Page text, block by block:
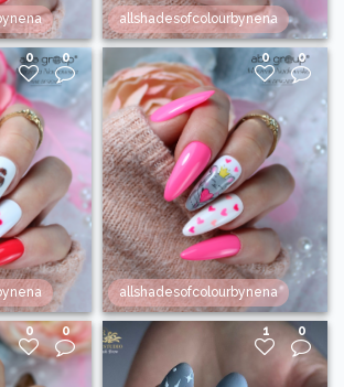
allshadesofcolourbynena
0 0 0 0
allshadesofcolourbynena
0 0 1 0